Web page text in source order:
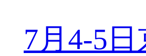
7月4-5日